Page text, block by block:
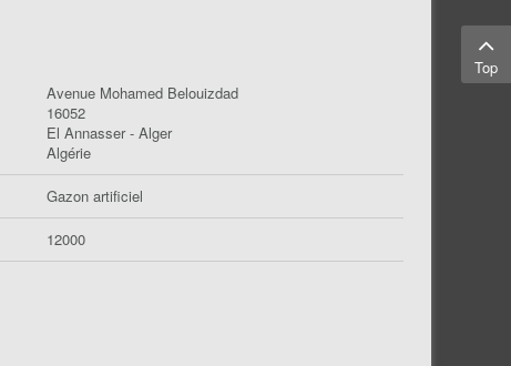
Avenue Mohamed Belouizdad
16052
El Annasser - Alger
Algérie
Gazon artificiel
12000
Top